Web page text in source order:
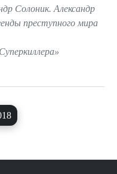
Солоник. Александр
преступного мира